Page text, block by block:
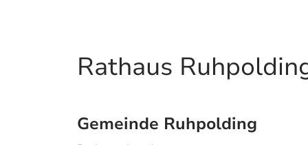
Rathaus
Gemeinde Ruhpolding